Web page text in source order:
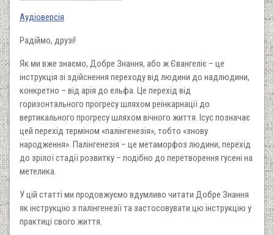
Аудіоверсія
Радіймо, друзі!
Як ми вже знаємо, Добре Знання, або ж Євангеліє – це
інструкція зі здійснення переходу від людини до надлюдини,
конкретно – від арія до ельфа. Це перехід від
горизонтального прогресу шляхом реінкарнації до
вертикального прогресу шляхом вічного життя. Ісус позначає
цей перехід терміном «палінгенезія», тобто «знову
народження». Палінгенезія – це метаморфоз людини, перехід
до зрілої стадії розвитку – подібно до перетворення гусені на
метелика.
У цій статті ми продовжуємо вдумливо читати Добре Знання
як інструкцію з палінгенезії та застосовувати цю інструкцію у
практиці свого життя.